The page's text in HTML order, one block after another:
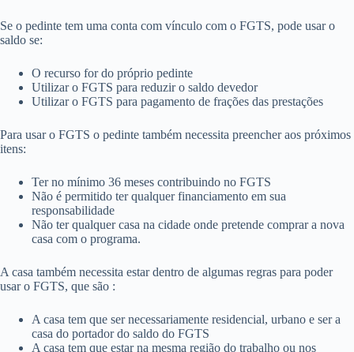
Se o pedinte tem uma conta com vínculo com o FGTS, pode usar o
saldo se:
O recurso for do próprio pedinte
Utilizar o FGTS para reduzir o saldo devedor
Utilizar o FGTS para pagamento de frações das prestações
Para usar o FGTS o pedinte também necessita preencher aos próximos
itens:
Ter no mínimo 36 meses contribuindo no FGTS
Não é permitido ter qualquer financiamento em sua
responsabilidade
Não ter qualquer casa na cidade onde pretende comprar a nova
casa com o programa.
A casa também necessita estar dentro de algumas regras para poder
usar o FGTS, que são :
A casa tem que ser necessariamente residencial, urbano e ser a
casa do portador do saldo do FGTS
A casa tem que estar na mesma região do trabalho ou nos